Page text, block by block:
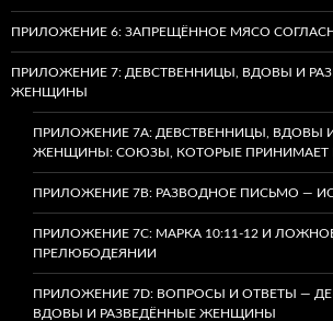
ПРИЛОЖЕНИЕ 6: ЗАПРЕЩЁННОЕ МЯСО
ПРИЛОЖЕНИЕ 7: ДЕВСТВЕННИЦЫ, ВДОВЫ И
ЖЕНЩИНЫ
ПРИЛОЖЕНИЕ 7А: ДЕВСТВЕННИЦЫ, ВДОВЫ
ЖЕНЩИНЫ: СОЮЗЫ, КОТОРЫЕ ПРИНИМАЕТ
ПРИЛОЖЕНИЕ 7B: РАЗВОДНОЕ ПИСЬМО —
ПРИЛОЖЕНИЕ 7C: МАРКА 10:11-12 И
ПРЕЛЮБОДЕЯНИИ
ПРИЛОЖЕНИЕ 7D: ВОПРОСЫ И ОТВЕТЫ —
ВДОВЫ И РАЗВЕДЁННЫЕ ЖЕНЩИНЫ